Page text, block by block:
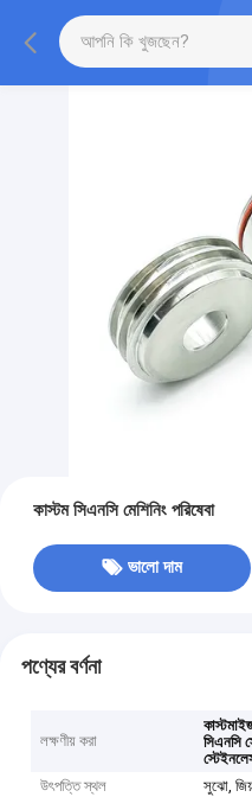
কাস্টম সিএনসি মেশিনিং পরিষেবা
ভালো দাম
পণ্যের বর্ণনা
লক্ষণীয় করা
সিএনসি
উৎপত্তি স্থল
সুঝো,